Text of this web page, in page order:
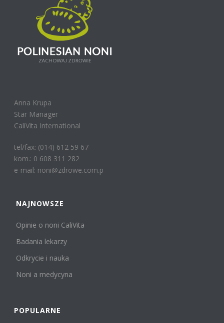
Anna Krupa
Star Manager
CaliVita International
tel/fax: (014) 612 59 67
kom.: 0 608 311 282
e-mail: noni@zdrowe.com.p
NAJNOWSZE
Opinie o noni CaliVita
Badania lekarzy
Odkrycie i nauka
Noni a medycyna
POPULARNE